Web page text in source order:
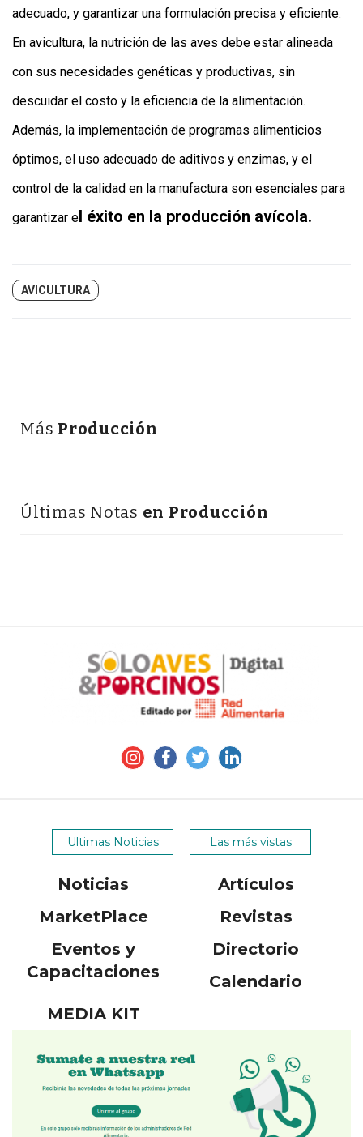
adecuado, y garantizar una formulación precisa y eficiente.
En avicultura, la nutrición de las aves debe estar alineada
con sus necesidades genéticas y productivas, sin
descuidar el costo y la eficiencia de la alimentación.
Además, la implementación de programas alimenticios
óptimos, el uso adecuado de aditivos y enzimas, y el
control de la calidad en la manufactura son esenciales para
garantizar el éxito en la producción avícola.
AVICULTURA
Más Producción
Últimas Notas en Producción
Ultimas Noticias Las más vistas
Noticias
Artículos
MarketPlace
Revistas
Eventos y
Capacitaciones
Directorio
Calendario
MEDIA KIT